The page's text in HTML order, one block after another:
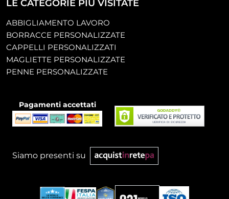
LE CATEGORIE PIÙ VISITATE
ABBIGLIAMENTO LAVORO
BORRACCE PERSONALIZZATE
CAPPELLI PERSONALIZZATI
MAGLIETTE PERSONALIZZATE
PENNE PERSONALIZZATE
Pagamenti accettati
Siamo presenti su